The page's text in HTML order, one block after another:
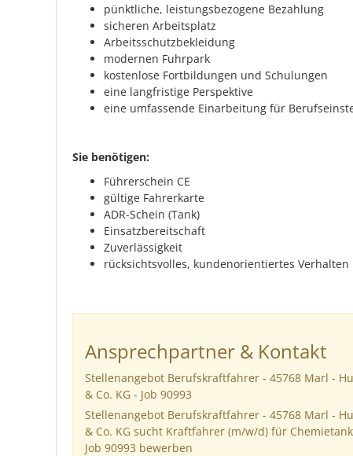
pünktliche, leistungsbezogene Bezahlung
sicheren Arbeitsplatz
Arbeitsschutzbekleidung
modernen Fuhrpark
kostenlose Fortbildungen und Schulungen
eine langfristige Perspektive
eine umfassende Einarbeitung für
Sie benötigen:
Führerschein CE
gültige Fahrerkarte
ADR-Schein (Tank)
Einsatzbereitschaft
Zuverlässigkeit
rücksichtsvolles, kundenorientiertes Verhalten
Ansprechpartner & Kontakt
Stellenangebot Berufskraftfahrer - 45768 Marl -
& Co. KG - Job 90993
Stellenangebot Berufskraftfahrer - 45768 Marl -
& Co. KG sucht Kraftfahrer (m/w/d) für
Job 90993 bewerben